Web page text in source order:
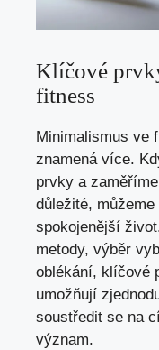
Klíčové
fitness
Minimalismus ve
znamená více.
prvky a
důležité,
spokojenější
metody, výběr
oblékání, klíčové
umožňují
soustředit se na
význam.